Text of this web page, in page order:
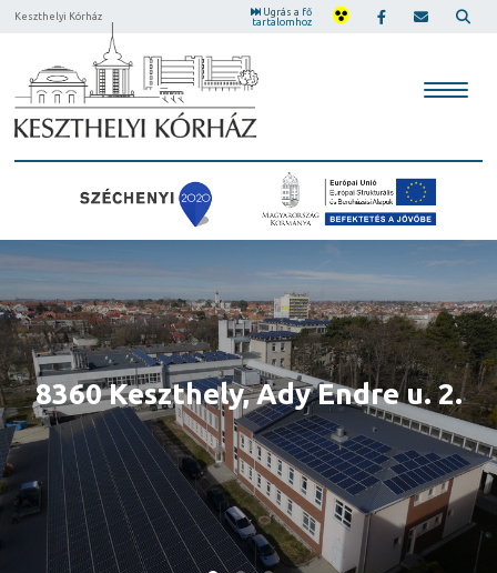
Keszthelyi Kórház
Ugrás a fő
tartalomhoz
8360 Keszthely, Ady Endre u. 2.
8360 Keszthely, Ady Endre u. 2.
Központi előjegyző 06-83/511-
342